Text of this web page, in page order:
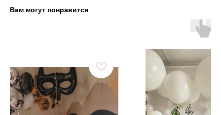
Вам могут понравится